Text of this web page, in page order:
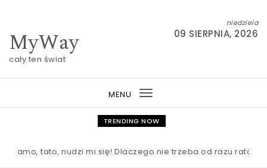
MyWay
cały ten świat
niedziela
09 SIERPNIA, 2026
MENU
Toggle
navigation
TRENDING NOW
tato, nudzi mi się! Dlaczego nie trzeba od razu ratować